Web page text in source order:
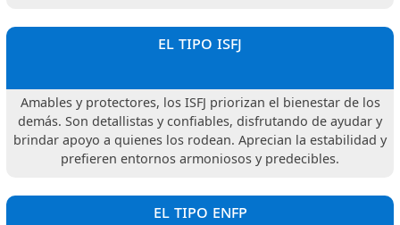
el tipo isfj
Amables y protectores, los ISFJ priorizan el bienestar de los
demás. Son detallistas y confiables, disfrutando de ayudar y
brindar apoyo a quienes los rodean. Aprecian la estabilidad y
prefieren entornos armoniosos y predecibles.
el tipo enfp